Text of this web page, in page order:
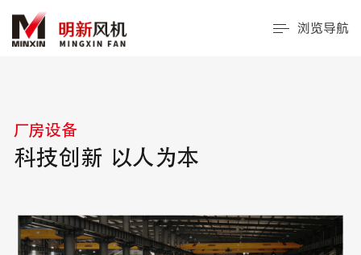
浏览导航
厂房设备
科技创新 以人为本